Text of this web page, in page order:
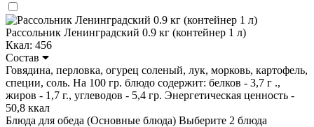
Рассольник Ленинградский 0.9 кг (контейнер 1 л)
Ккал: 456
Состав
Говядина, перловка, огурец соленый, лук, морковь, картофель,
специи, соль. На 100 гр. блюдо содержит: белков - 3,7 г .,
жиров - 1,7 г., углеводов - 5,4 гр. Энергетическая ценность -
50,8 ккал
Блюда для обеда (Основные блюда) Выберите 2 блюда